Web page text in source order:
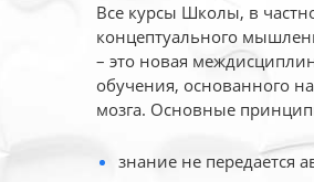
Все курсы Школы, в
концептуального
– это новая
обучения, основанного
мозга. Основные
знание не передается